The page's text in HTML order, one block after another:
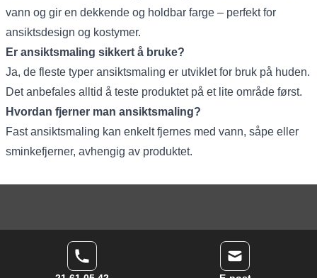
vann og gir en dekkende og holdbar farge – perfekt for
ansiktsdesign og kostymer.
Er ansiktsmaling sikkert å bruke?
Ja, de fleste typer ansiktsmaling er utviklet for bruk på huden.
Det anbefales alltid å teste produktet på et lite område først.
Hvordan fjerner man ansiktsmaling?
Fast ansiktsmaling kan enkelt fjernes med vann, såpe eller
sminkefjerner, avhengig av produktet.